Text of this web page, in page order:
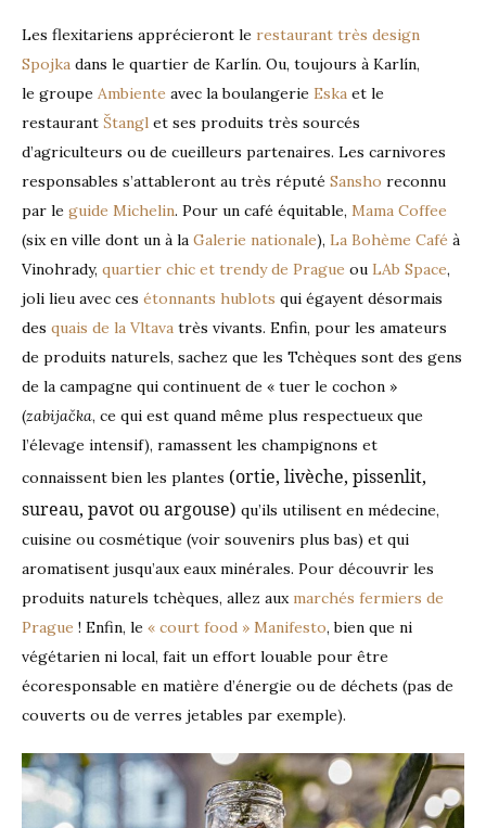
Les flexitariens apprécieront le restaurant très design
Spojka dans le quartier de Karlín. Ou, toujours à Karlín,
le groupe Ambiente avec la boulangerie Eska et le
restaurant Štangl et ses produits très sourcés
d’agriculteurs ou de cueilleurs partenaires. Les carnivores
responsables s’attableront au très réputé Sansho reconnu
par le guide Michelin. Pour un café équitable, Mama Coffee
(six en ville dont un à la Galerie nationale), La Bohème Café à
Vinohrady, quartier chic et trendy de Prague ou LAb Space,
joli lieu avec ces étonnants hublots qui égayent désormais
des quais de la Vltava très vivants. Enfin, pour les amateurs
de produits naturels, sachez que les Tchèques sont des gens
de la campagne qui continuent de « tuer le cochon »
(zabijačka, ce qui est quand même plus respectueux que
l’élevage intensif), ramassent les champignons et
connaissent bien les plantes (ortie, livèche, pissenlit,
sureau, pavot ou argouse) qu’ils utilisent en médecine,
cuisine ou cosmétique (voir souvenirs plus bas) et qui
aromatisent jusqu’aux eaux minérales. Pour découvrir les
produits naturels tchèques, allez aux marchés fermiers de
Prague ! Enfin, le « court food » Manifesto, bien que ni
végétarien ni local, fait un effort louable pour être
écoresponsable en matière d’énergie ou de déchets (pas de
couverts ou de verres jetables par exemple).